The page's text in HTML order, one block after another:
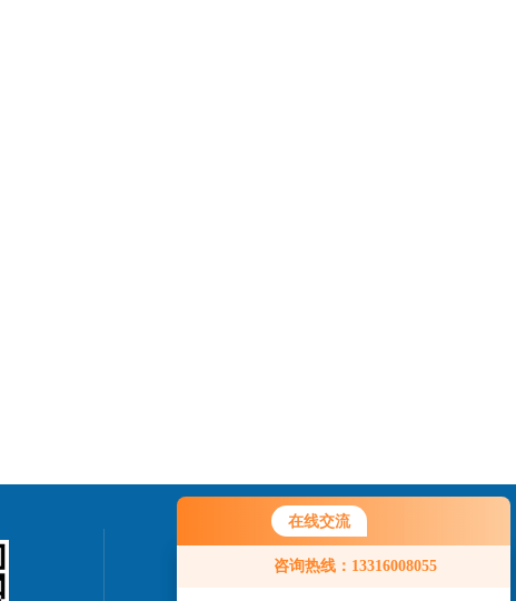
在线交流
咨询热线：13316008055
联系我们